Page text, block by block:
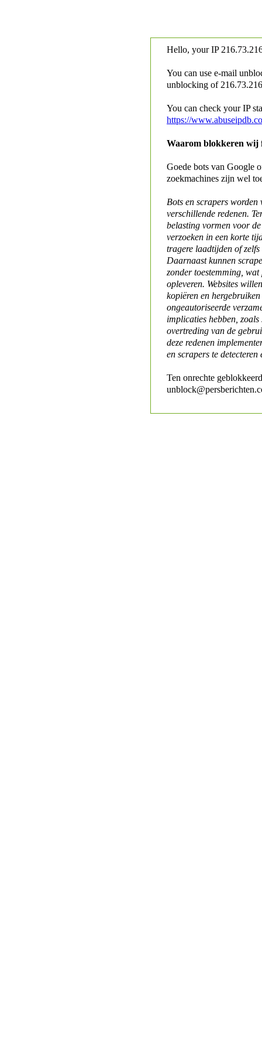
Hello, your IP
You can use e-mail
unblocking of
You can check your IP
https://
Waarom blokkeren wij
Goede bots van Google
zoekmachines zijn wel
Bots en scrapers worden
verschillende redenen.
belasting vormen voor
verzoeken in een korte
tragere laadtijden of
Daarnaast kunnen
zonder toestemming,
opleveren. Websites
kopiëren en
ongeautoriseerde
implicaties hebben,
overtreding van de
deze redenen
en scrapers te detecteren
Ten onrechte